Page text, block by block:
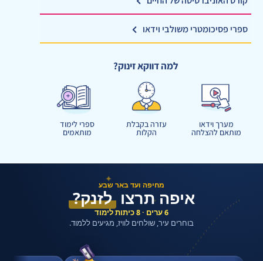
ספרי פסיכומטרי משולבי וידאו
למה דווקא זינוק?
מערך וידאו
מותאם להצלחה
עזרה בקבלת
הקלות
ספרי לימוד
מותאמים
✦
✦
מחיפה ועד באר שבע
איפה תרצולזנק?
6 ערים · 8 כיתות לימוד
בוחרים עיר, שולחים לוויז, מגיעים ללמוד.